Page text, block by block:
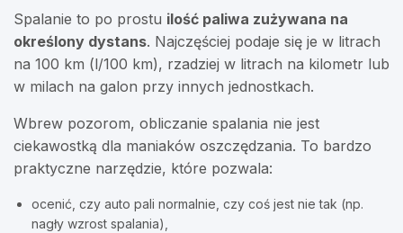
Spalanie to po prostu ilość paliwa zużywana na
określony dystans. Najczęściej podaje się je w litrach
na 100 km (l/100 km), rzadziej w litrach na kilometr lub
w milach na galon przy innych jednostkach.
Wbrew pozorom, obliczanie spalania nie jest
ciekawostką dla maniaków oszczędzania. To bardzo
praktyczne narzędzie, które pozwala:
ocenić, czy auto pali normalnie, czy coś jest nie tak (np.
nagły wzrost spalania),